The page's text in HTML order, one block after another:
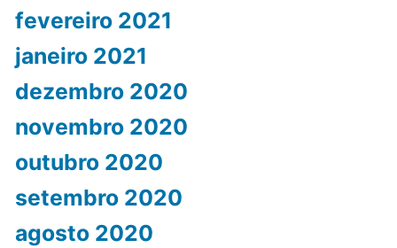
fevereiro 2021
janeiro 2021
dezembro 2020
novembro 2020
outubro 2020
setembro 2020
agosto 2020